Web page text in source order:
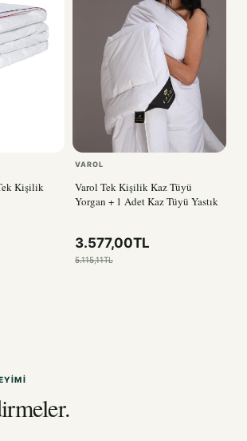
Kişilik
VAROL
Varol Tek Kişilik Kaz Tüyü
Yorgan + 1 Adet Kaz Tüyü Yastık
3.577,00TL
5.115,11TL